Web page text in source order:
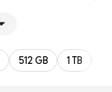
512 GB 1 TB